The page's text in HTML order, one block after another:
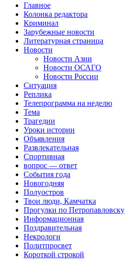
Главное
Колонка редактора
Криминал
Зарубежные новости
Литературная страница
Новости
Новости Азии
Новости ОСАГО
Новости России
Ситуация
Реплика
Телепрограмма на неделю
Тема
Трагедии
Уроки истории
Объявления
Развлекательная
Спортивная
вопрос — ответ
События года
Новогодняя
Полуостров
Твои люди, Камчатка
Прогулки по Петропавловску
Информационная
Поздравительная
Некрологи
Политпросвет
Короткой строкой